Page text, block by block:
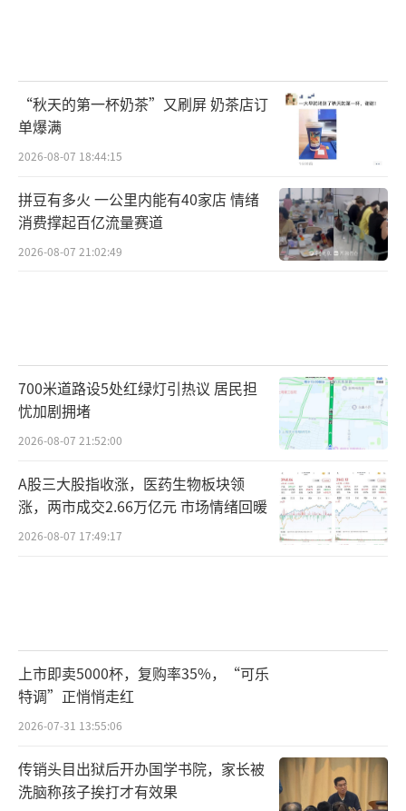
“秋天的第一杯奶茶”又刷屏 奶茶店订
单爆满
2026-08-07 18:44:15
拼豆有多火 一公里内能有40家店 情绪
消费撑起百亿流量赛道
2026-08-07 21:02:49
700米道路设5处红绿灯引热议 居民担
忧加剧拥堵
2026-08-07 21:52:00
A股三大股指收涨，医药生物板块领
涨，两市成交2.66万亿元 市场情绪回暖
2026-08-07 17:49:17
上市即卖5000杯，复购率35%，“可乐
特调”正悄悄走红
2026-07-31 13:55:06
传销头目出狱后开办国学书院，家长被
洗脑称孩子挨打才有效果